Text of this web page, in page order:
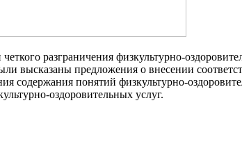
разграничения физкультурно-
высказаны предложения о внесении
содержания понятий физкультурно-
оздоровительных услуг.